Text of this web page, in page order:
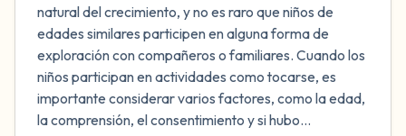
natural del crecimiento, y no es raro que niños de
edades similares participen en alguna forma de
exploración con compañeros o familiares. Cuando los
niños participan en actividades como tocarse, es
importante considerar varios factores, como la edad,
la comprensión, el consentimiento y si hubo...